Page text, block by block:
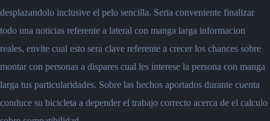
desplazandolo inclusive el pelo sencilla. Seria conveniente finalizar
todo una noticias referente a lateral con manga larga informacion
reales, envite cual esto sera clave referente a crecer los chances sobre
montar con personas a dispares cual les interese la persona con manga
larga tus particularidades. Sobre las hechos aportados durante cuenta
conduce su bicicleta a depender el trabajo correcto acerca de el calculo